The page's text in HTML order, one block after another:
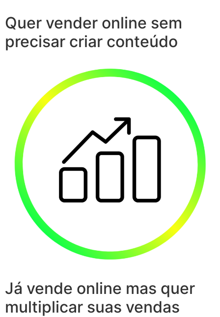
Quer vender online sem
precisar criar conteúdo
Já vende online mas quer
multiplicar suas vendas